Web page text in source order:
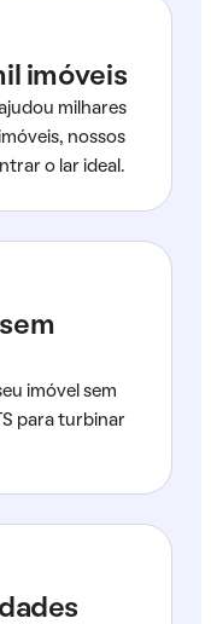
imóveis
milhares
nossos
o lar ideal.
imóvel sem
para turbinar